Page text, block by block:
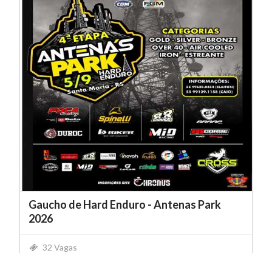
Gaucho de Hard Enduro - Antenas Park
2026
32 Vagas